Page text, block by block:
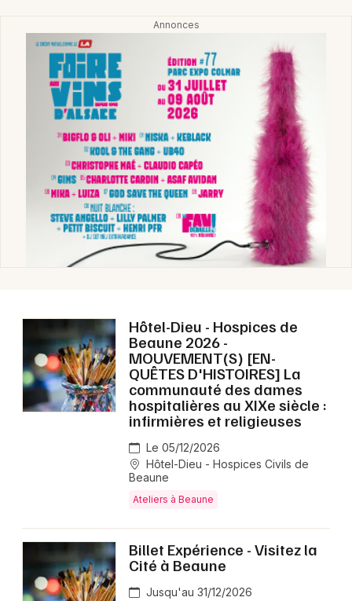
21 - Côte d'Or
Choisir mes départements
Mon email
Je m'abonne
Hôtel-Dieu - Hospices de
Beaune 2026 -
MOUVEMENT(S) [EN-
QUÊTES D'HISTOIRES] La
communauté des dames
hospitalières au XIXe siècle :
infirmières et religieuses
Le 05/12/2026
Hôtel-Dieu - Hospices Civils de
Beaune
Ateliers à Beaune
Billet Expérience - Visitez la
Cité à Beaune
Jusqu'au 31/12/2026